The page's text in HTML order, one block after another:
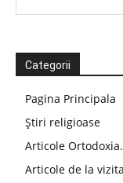
Categorii
Pagina Principala
Știri religioase
Articole
Articole de la